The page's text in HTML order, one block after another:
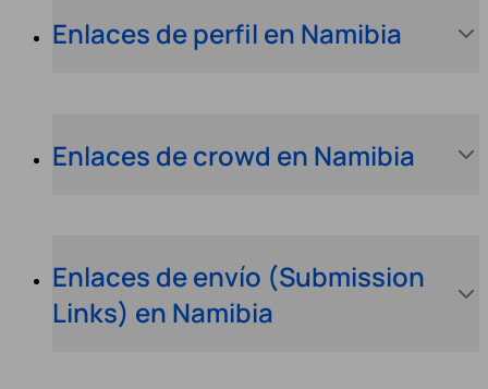
Enlaces de perfil en Namibia
Enlaces de crowd en Namibia
Enlaces de envío (Submission
Links) en Namibia